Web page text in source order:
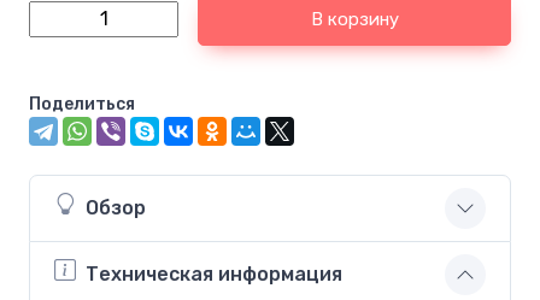
В корзину
Поделиться
Обзор
Техническая информация